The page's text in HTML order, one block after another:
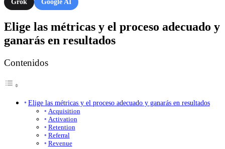
Grok Google AI
Elige las métricas y el proceso adecuado y
ganarás en resultados
Contenidos
Elige las métricas y el proceso adecuado y ganarás en resultados
Acquisition
Activation
Retention
Referral
Revenue